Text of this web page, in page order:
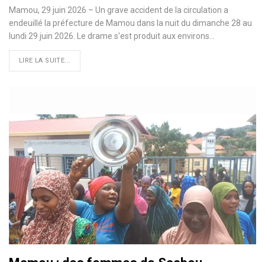
Mamou, 29 juin 2026 – Un grave accident de la circulation a
endeuillé la préfecture de Mamou dans la nuit du dimanche 28 au
lundi 29 juin 2026. Le drame s'est produit aux environs…
LIRE LA SUITE...